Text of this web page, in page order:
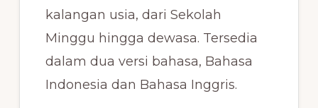
kalangan usia, dari Sekolah
Minggu hingga dewasa. Tersedia
dalam dua versi bahasa, Bahasa
Indonesia dan Bahasa Inggris.